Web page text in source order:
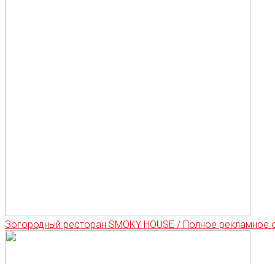
Зогородный ресторан SMOKY HOUSE / Полное